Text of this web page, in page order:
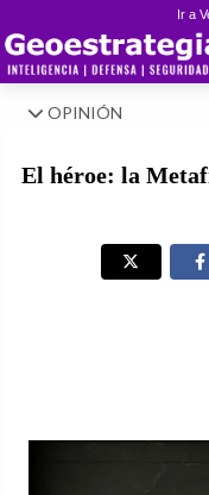
Ir a
OPINIÓN
El héroe: la